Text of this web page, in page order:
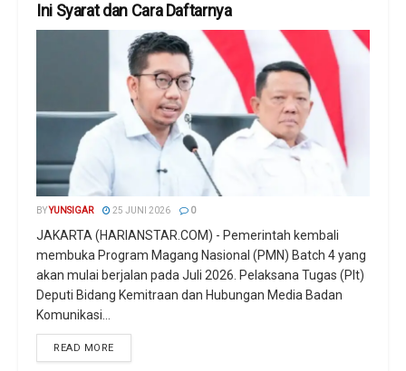
Ini Syarat dan Cara Daftarnya
BYYUNSIGAR 25 JUNI 2026 0
JAKARTA (HARIANSTAR.COM) - Pemerintah kembali
membuka Program Magang Nasional (PMN) Batch 4 yang
akan mulai berjalan pada Juli 2026. Pelaksana Tugas (Plt)
Deputi Bidang Kemitraan dan Hubungan Media Badan
Komunikasi...
READ MORE